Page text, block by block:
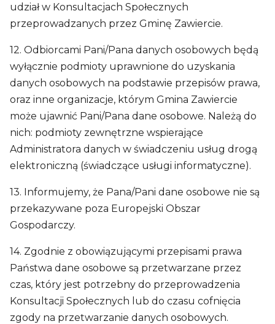
udział w Konsultacjach Społecznych
przeprowadzanych przez Gminę Zawiercie.
12. Odbiorcami Pani/Pana danych osobowych będą
wyłącznie podmioty uprawnione do uzyskania
danych osobowych na podstawie przepisów prawa,
oraz inne organizacje, którym Gmina Zawiercie
może ujawnić Pani/Pana dane osobowe. Należą do
nich: podmioty zewnętrzne wspierające
Administratora danych w świadczeniu usług drogą
elektroniczną (świadczące usługi informatyczne).
13. Informujemy, że Pana/Pani dane osobowe nie są
przekazywane poza Europejski Obszar
Gospodarczy.
14. Zgodnie z obowiązującymi przepisami prawa
Państwa dane osobowe są przetwarzane przez
czas, który jest potrzebny do przeprowadzenia
Konsultacji Społecznych lub do czasu cofnięcia
zgody na przetwarzanie danych osobowych.